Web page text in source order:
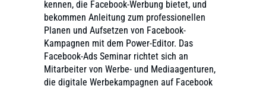
kennen, die Facebook-Werbung bietet, und
bekommen Anleitung zum professionellen
Planen und Aufsetzen von Facebook-
Kampagnen mit dem Power-Editor. Das
Facebook-Ads Seminar richtet sich an
Mitarbeiter von Werbe- und Mediaagenturen,
die digitale Werbekampagnen auf Facebook